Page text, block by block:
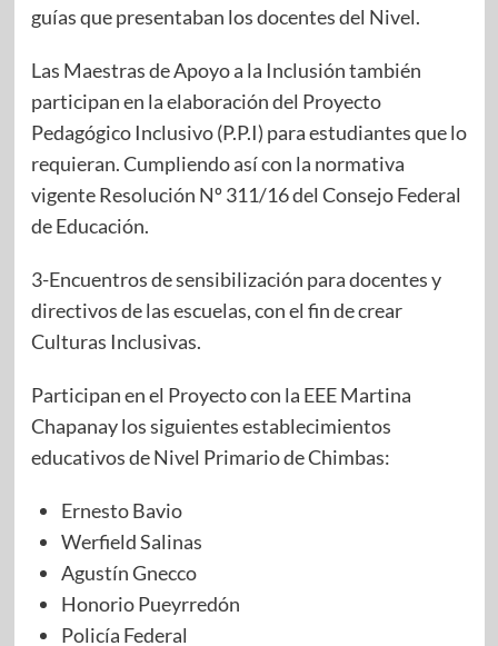
guías que presentaban los docentes del Nivel.
Las Maestras de Apoyo a la Inclusión también
participan en la elaboración del Proyecto
Pedagógico Inclusivo (P.P.I) para estudiantes que lo
requieran. Cumpliendo así con la normativa
vigente Resolución Nº 311/16 del Consejo Federal
de Educación.
3-Encuentros de sensibilización para docentes y
directivos de las escuelas, con el fin de crear
Culturas Inclusivas.
Participan en el Proyecto con la EEE Martina
Chapanay los siguientes establecimientos
educativos de Nivel Primario de Chimbas:
Ernesto Bavio
Werfield Salinas
Agustín Gnecco
Honorio Pueyrredón
Policía Federal